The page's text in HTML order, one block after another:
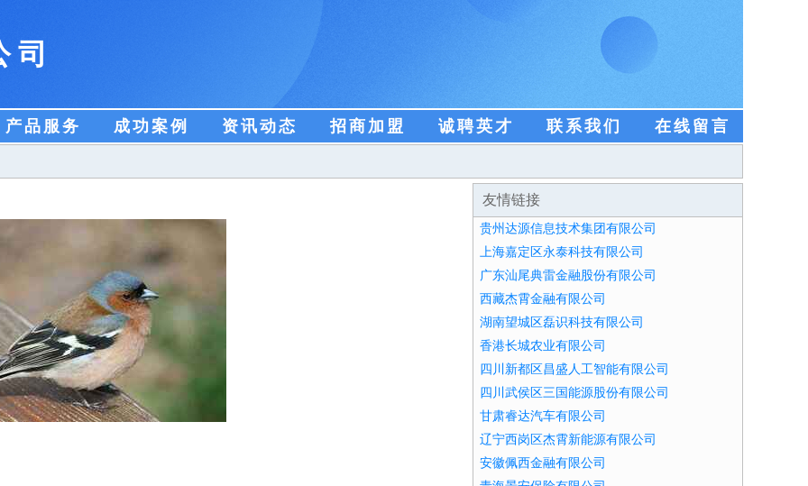
产品服务 成功案例 资讯动态 招商加盟 诚聘英才 联系我们 在线留言
友情链接
贵州达源信息技术集团有限公司
上海嘉定区永泰科技有限公司
广东汕尾典雷金融股份有限公司
西藏杰霄金融有限公司
湖南望城区磊识科技有限公司
香港长城农业有限公司
四川新都区昌盛人工智能有限公司
四川武侯区三国能源股份有限公司
甘肃睿达汽车有限公司
辽宁西岗区杰霄新能源有限公司
安徽佩西金融有限公司